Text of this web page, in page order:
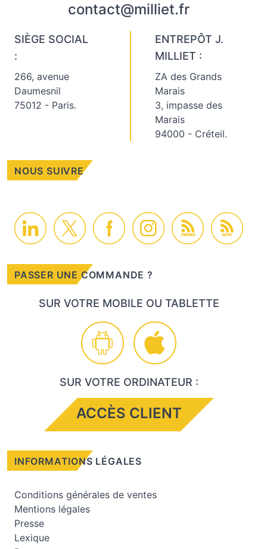
contact@milliet.fr
SIÈGE SOCIAL
:
266, avenue
Daumesnil
75012 - Paris.
ENTREPÔT J.
MILLIET :
ZA des Grands
Marais
3, impasse des
Marais
94000 - Créteil.
NOUS SUIVRE
PROMO ACTU
PASSER UNE COMMANDE ?
SUR VOTRE MOBILE OU TABLETTE
SUR VOTRE ORDINATEUR :
ACCÈS CLIENT
INFORMATIONS LÉGALES
Conditions générales de ventes
Mentions légales
Presse
Lexique